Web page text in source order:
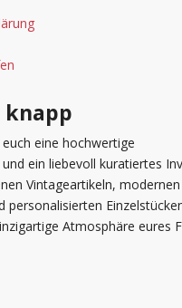
knapp
eine hochwertige
ein liebevoll kuratiertes
Vintageartikeln, modernen
personalisierten
Atmosphäre eures